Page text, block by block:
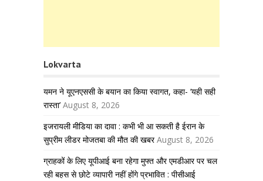
Lokvarta
यमन ने यूएनएससी के बयान का किया स्वागत, कहा- ‘यही सही
रास्ता’ August 8, 2026
इजरायली मीडिया का दावा : कभी भी आ सकती है ईरान के
सुप्रीम लीडर मोजतबा की मौत की खबर August 8, 2026
ग्राहकों के लिए यूपीआई बना रहेगा मुफ्त और एमडीआर पर चल
रही बहस से छोटे व्यापारी नहीं होंगे प्रभावित : पीसीआई